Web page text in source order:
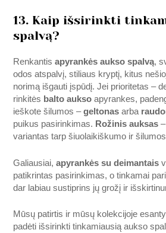
13. Kaip išsirinkti
spalvą?
Renkantisapyrankės aukso spalvą,
odos atspalvį, stiliaus kryptį, kitus
norimą išgauti įspūdį. Jei prioritetas –
rinkitės balto aukso apyrankes,
ieškote šilumos –geltonas arba
puikus pasirinkimas. Rožinis auksas
variantas tarp šiuolaikiškumo ir
Galiausiai,apyrankės su deimantais
patikrintas pasirinkimas, o tinkamai
dar labiau sustiprins jų grožį ir
Mūsų patirtis ir mūsų kolekcijoje
padėti išsirinkti tinkamiausią aukso